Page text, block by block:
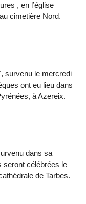
, en l’église
cimetière Nord.
, survenu le mercredi
ont eu lieu dans
à Azereix.
dans sa
seront célébrées le
de Tarbes.